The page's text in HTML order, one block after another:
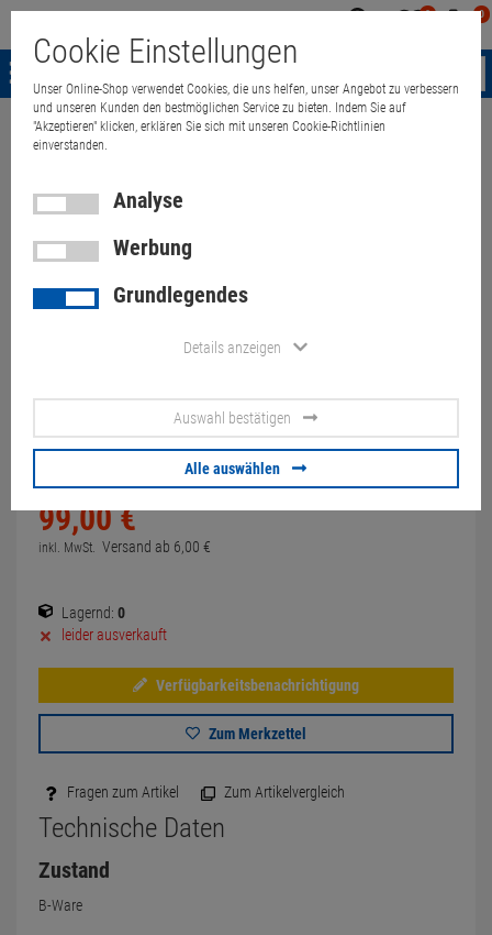
0 0
Menü
Weiter einkaufen
15,6" Lenovo ThinkPad T560
Core i5 6300U 2,4GHz 8GB
500GB Full HD Webcam B-Ware
15,6 Zoll, 1920 x 1080 Full HD, Intel HD Graphics 520, Bluetooth,
Tastaturlayout: original deutsch
99,00 €
inkl. MwSt. Versand ab 6,00 €
Lagernd: 0
leider ausverkauft
Verfügbarkeitsbenachrichtigung
Zum Merkzettel
Fragen zum Artikel Zum Artikelvergleich
Technische Daten
Zustand
B-Ware
Cookie Einstellungen
Unser Online-Shop verwendet Cookies, die uns helfen, unser Angebot zu verbessern
und unseren Kunden den bestmöglichen Service zu bieten. Indem Sie auf
"Akzeptieren" klicken, erklären Sie sich mit unseren Cookie-Richtlinien
einverstanden.
Analyse
Werbung
Grundlegendes
Details anzeigen
Auswahl bestätigen
Alle auswählen